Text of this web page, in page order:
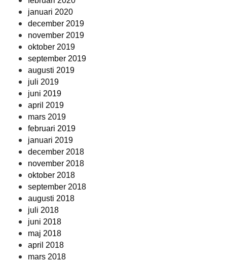
januari 2020
december 2019
november 2019
oktober 2019
september 2019
augusti 2019
juli 2019
juni 2019
april 2019
mars 2019
februari 2019
januari 2019
december 2018
november 2018
oktober 2018
september 2018
augusti 2018
juli 2018
juni 2018
maj 2018
april 2018
mars 2018